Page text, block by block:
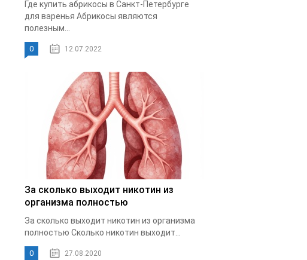
Где купить абрикосы в Санкт-Петербурге
для варенья Абрикосы являются
полезным...
0 12.07.2022
За сколько выходит никотин из
организма полностью
За сколько выходит никотин из организма
полностью Cколько никотин выходит...
0 27.08.2020